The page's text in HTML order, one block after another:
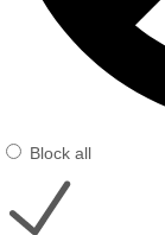
Block all